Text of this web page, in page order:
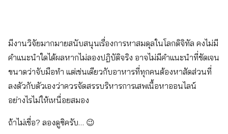
มีงานวิจัยมากมายสนับสนุนเรื่องการหาสมดุลในโลกดิจิทัล คงไม่มี
คำแนะนำใดได้ผลหากไม่ลองปฎิบัติจริง อาจไม่มีคำแนะนำที่ชัดเจน
ขนาดว่าจับมือทำ แต่เช่นเดียวกับอาหารที่ทุกคนต้องหาสัดส่วนที่
ลงตัวกับตัวเองว่าควรจัดสรรบริหารการเสพเนื้อหาออนไลน์
อย่างไรไม่ให้เหนื่อยสมอง
ถ้าไม่เชื่อ? ลองดูซิครับ… 😉